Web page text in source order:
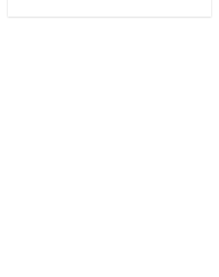
Der Weinbau dominert heute nicht mehr, ist aber integrativer